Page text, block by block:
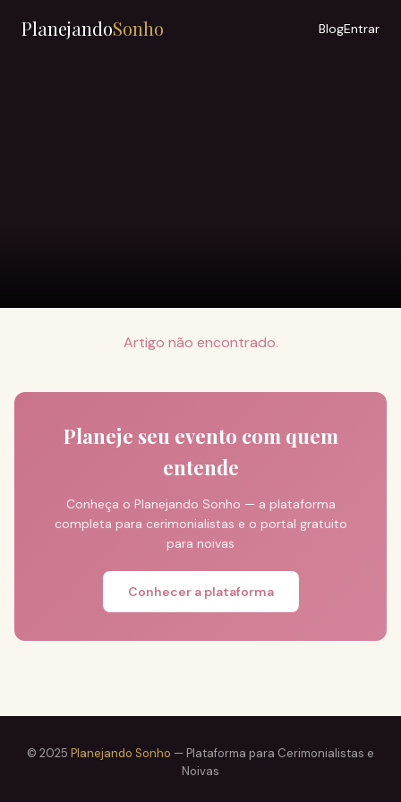
PlanejandoSonho BlogEntrar
Artigo não encontrado.
Planeje seu evento com quem
entende
Conheça o Planejando Sonho — a plataforma
completa para cerimonialistas e o portal gratuito
para noivas
Conhecer a plataforma
© 2025 Planejando Sonho — Plataforma para Cerimonialistas e
Noivas